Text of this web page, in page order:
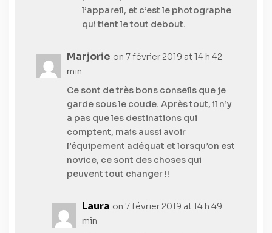
l’appareil, et c’est le photographe
qui tient le tout debout.
Marjorie on 7 février 2019 at 14 h 42
min
Ce sont de très bons conseils que je
garde sous le coude. Après tout, il n’y
a pas que les destinations qui
comptent, mais aussi avoir
l’équipement adéquat et lorsqu’on est
novice, ce sont des choses qui
peuvent tout changer !!
Laura on 7 février 2019 at 14 h 49
min